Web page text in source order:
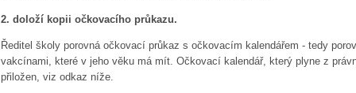
2. doloží kopii očkovacího průkazu.
Ředitel školy porovná očkovací průkaz s očkovacím kalendářem - tedy
vakcínami, které v jeho věku má mít. Očkovací kalendář, který plyne z
přiložen, viz odkaz níže.